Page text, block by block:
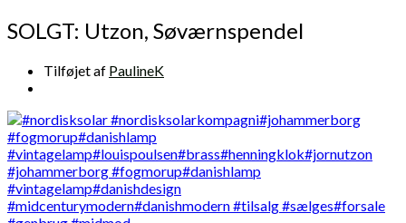
SOLGT: Utzon, Søværnspendel
Tilføjet af PaulineK